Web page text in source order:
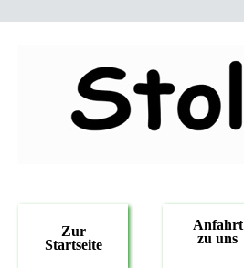
Anfahrt
zu uns
Zur
Startseite